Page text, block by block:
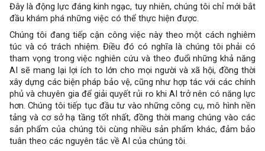
Đây là động lực đáng kinh ngạc, tuy nhiên, chúng tôi chỉ mới bắt
đầu khám phá những việc có thể thực hiện được.
Chúng tôi đang tiếp cận công việc này theo một cách nghiêm
túc và có trách nhiệm. Điều đó có nghĩa là chúng tôi phải có
tham vọng trong việc nghiên cứu và theo đuổi những khả năng
AI sẽ mang lại lợi ích to lớn cho mọi người và xã hội, đồng thời
xây dựng các biện pháp bảo vệ, cũng như hợp tác với các chính
phủ và chuyên gia để giải quyết rủi ro khi AI trở nên có năng lực
hơn. Chúng tôi tiếp tục đầu tư vào những công cụ, mô hình nền
tảng và cơ sở hạ tầng tốt nhất, đồng thời mang chúng vào các
sản phẩm của chúng tôi cùng nhiều sản phẩm khác, đảm bảo
tuân theo các nguyên tắc về AI của chúng tôi.